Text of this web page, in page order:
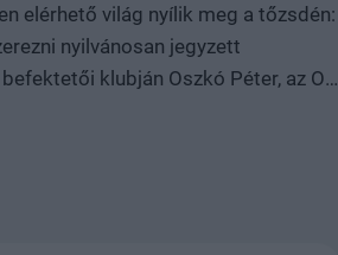
elérhető világ nyílik meg a tőzsdén:
nyilvánosan jegyzett
klubján Oszkó Péter, az O3
egyik központi témája, hogy a
részvényeken keresztül is